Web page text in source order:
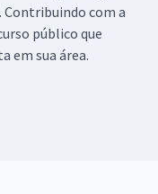
Contribuindo com a
público que
em sua área.